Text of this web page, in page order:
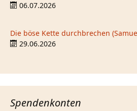
06.07.2026
Die böse Kette durchbrechen
29.06.2026
Spendenkonten